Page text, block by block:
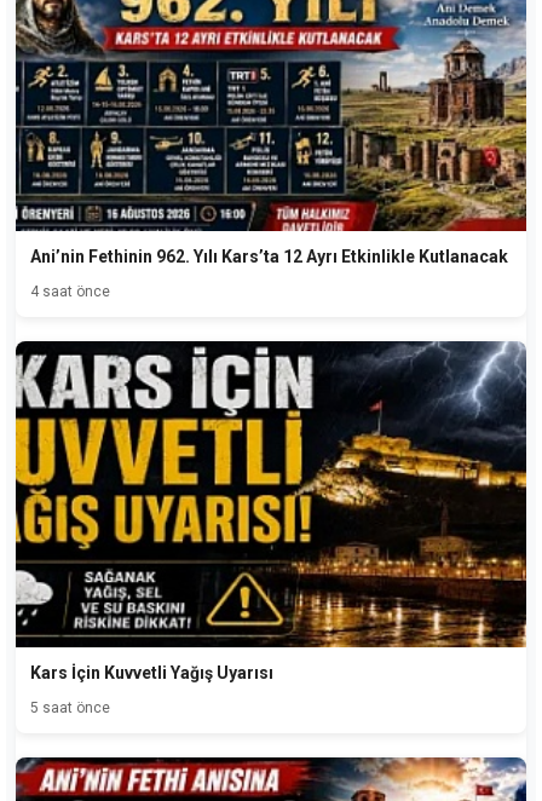
Ani’nin Fethinin 962. Yılı Kars’ta 12 Ayrı Etkinlikle Kutlanacak
4 saat önce
Kars İçin Kuvvetli Yağış Uyarısı
5 saat önce